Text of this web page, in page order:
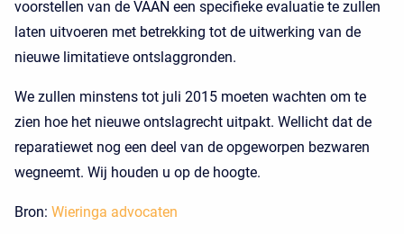
voorstellen van de VAAN een specifieke evaluatie te zullen
laten uitvoeren met betrekking tot de uitwerking van de
nieuwe limitatieve ontslaggronden.
We zullen minstens tot juli 2015 moeten wachten om te
zien hoe het nieuwe ontslagrecht uitpakt. Wellicht dat de
reparatiewet nog een deel van de opgeworpen bezwaren
wegneemt. Wij houden u op de hoogte.
Bron: Wieringa advocaten